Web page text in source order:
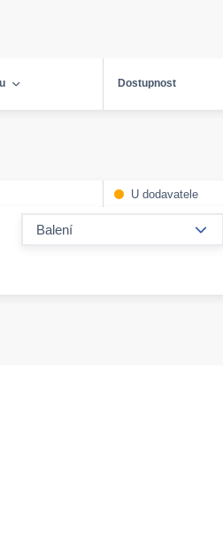
Dostupnost
U dodavatele